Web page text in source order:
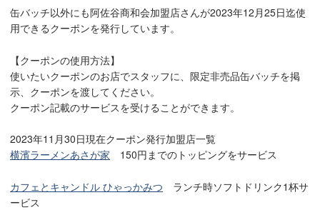
缶バッチ以外にも阿佐谷商和会加盟店さんが2023年12月25日迄使
用できるクーポンを発行しています。
【クーポンの使用方法】
使いたいクーポンのお店でスタッフに、限定非売品缶バッチを掲
示、クーポンを渡してください。
クーポン記載のサービスを受けることができます。
2023年11月30日現在クーポン発行加盟店一覧
横濱ラーメンあさが家 150円までのトッピングをサービス
カフェとキャンドル ひゃっかみつ ランチ時ソフトドリンク1杯サ
ービス